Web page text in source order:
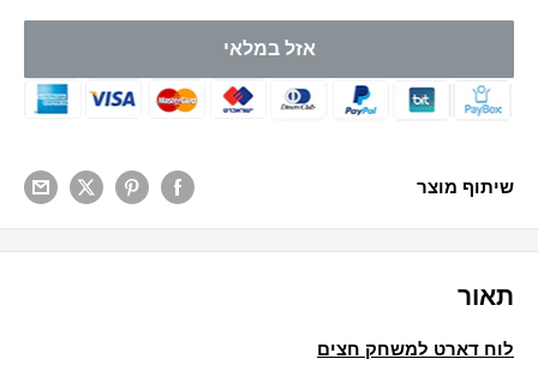
אזל במלאי
שיתוף מוצר
תאור
לוח דארט למשחק חצים